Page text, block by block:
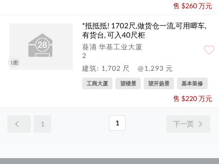
售 $260 万元
1图
*抵抵抵! 1702尺,做货仓一流,可用唧车,
有货台, 可入40尺柜
葵涌 华基工业大厦
2
建筑: 1,702 尺
@1,293 元
工商大厦 望楼景 望开扬景 基本装修
售 $220 万元
1 1 下一页